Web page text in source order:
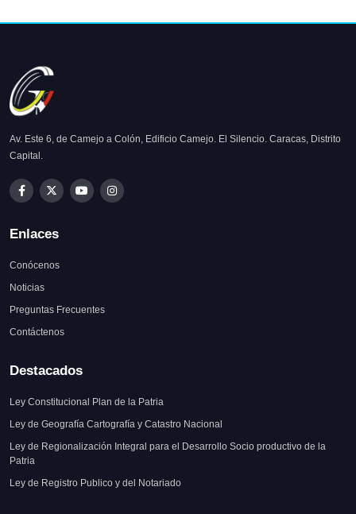
Av. Este 6, de Camejo a Colón, Edificio Camejo. El Silencio. Caracas, Distrito
Capital.
Enlaces
Conócenos
Noticias
Preguntas Frecuentes
Contáctenos
Destacados
Ley Constitucional Plan de la Patria
Ley de Geografía Cartografía y Catastro Nacional
Ley de Regionalización Integral para el Desarrollo Socio productivo de la
Patria
Ley de Registro Publico y del Notariado